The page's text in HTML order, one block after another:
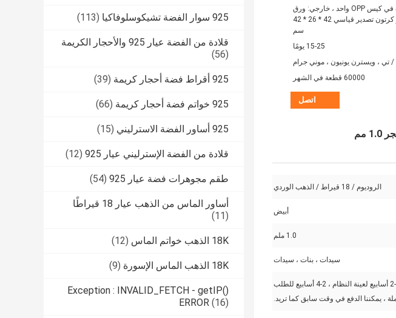
925 سوار الفضة تشيكوسلوفاكيا (113)
قلادة من الفضة عيار 925 والأحجار الكريمة
(56)
925 أقراط فضة أحجار كريمة (39)
925 خواتم فضة أحجار كريمة (66)
925 أساور الفضة الاسترليني (15)
قلادة من الفضة الإسترليني عيار 925 (12)
طقم مجوهرات فضة عيار 925 (54)
أساور الماس من الذهب عيار 18 قيراطًا
(11)
18K الذهب خواتم الماس (12)
18K الذهب الماس الإسورة (9)
Exception : INVALID_FETCH - getIP()
ERROR (16)
داخلي: قطعة واحدة في كيس OPP واحد ، خارجي: ورق
فقاعات بلاستيكي و كرتون تصدير قياسي 42 * 26 * 42
سم
15-25 يومًا
تي ، ويسترن يونيون ، موني جرام
60000 قطعة في الشهر
اتصل
الروديوم / 18 قيراط / الذهب الوردي
أبيض
1.0 ملم
سيدات ، بنات ، سيدات
2-3 أسابيع لعينة النظام ، 2-4 أسابيع للطلب
، يمكننا الدفع في وقت سابق كما تريد.